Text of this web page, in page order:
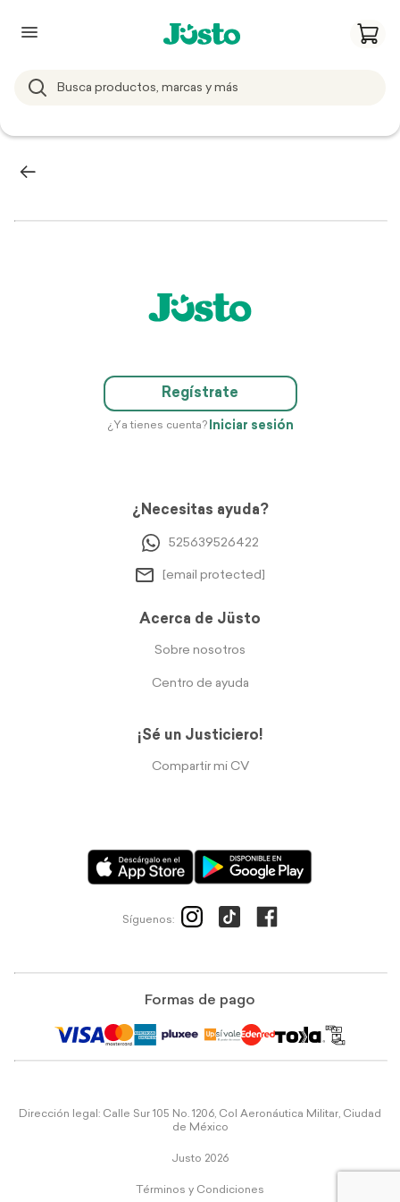
Regístrate
¿Ya tienes cuenta? Iniciar sesión
¿Necesitas ayuda?
525639526422
[email protected]
Acerca de Jüsto
Sobre nosotros
Centro de ayuda
¡Sé un Justiciero!
Compartir mi CV
Síguenos:
Formas de pago
Dirección legal: Calle Sur 105 No. 1206, Col Aeronáutica Militar, Ciudad
de México
Justo 2026
Términos y Condiciones